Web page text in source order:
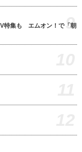
特集も エムオン！で「朝
9